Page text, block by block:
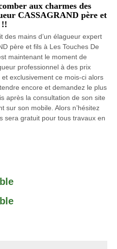
aux charmes des
CASSAGRAND père et
!!
des mains d’un élagueur expert
père et fils à Les Touches De
maintenant le moment de
professionnel à des prix
exclusivement ce mois-ci alors
encore et demandez le plus
après la consultation de son site
sur son mobile. Alors n’hésitez
sera gratuit pour tous travaux en